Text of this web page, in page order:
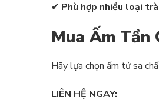
✔ Phù hợp nhiều loại
Mua Ấm Tần
Hãy lựa chọn ấm tử sa
LIÊN HỆ NGAY: